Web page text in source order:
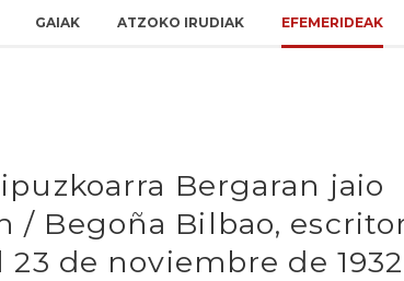
GAIAK ATZOKO IRUDIAK EFEMERIDEAK
Bergaran jaio
/ Begoña Bilbao,
de noviembre de